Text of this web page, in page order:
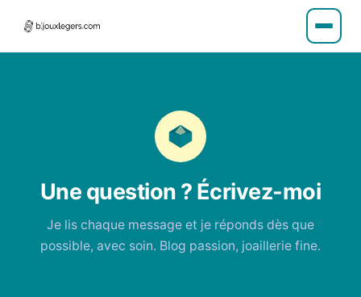
Une question ? Écrivez-moi
Je lis chaque message et je réponds dès que
possible, avec soin. Blog passion, joaillerie fine.